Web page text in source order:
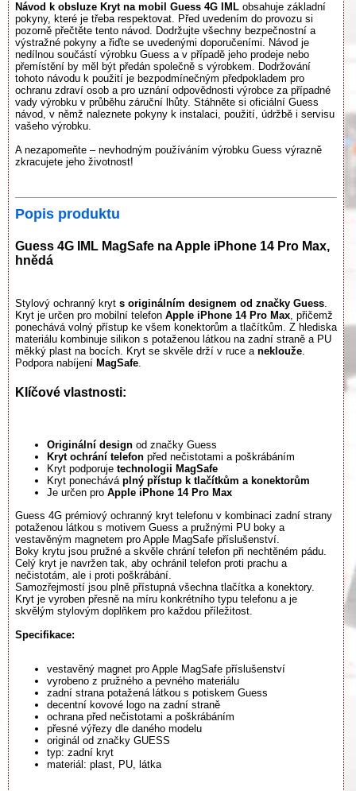
Návod k obsluze Kryt na mobil Guess 4G IML obsahuje základní
pokyny, které je třeba respektovat. Před uvedením do provozu si
pozorně přečtěte tento návod. Dodržujte všechny bezpečnostní a
výstražné pokyny a řiďte se uvedenými doporučeními. Návod je
nedílnou součástí výrobku Guess a v případě jeho prodeje nebo
přemístění by měl být předán společně s výrobkem. Dodržování
tohoto návodu k použití je bezpodmínečným předpokladem pro
ochranu zdraví osob a pro uznání odpovědnosti výrobce za případné
vady výrobku v průběhu záruční lhůty. Stáhněte si oficiální Guess
návod, v němž naleznete pokyny k instalaci, použití, údržbě i servisu
vašeho výrobku.
A nezapomeňte – nevhodným používáním výrobku Guess výrazně
zkracujete jeho životnost!
Popis produktu
Guess 4G IML MagSafe na Apple iPhone 14 Pro Max,
hnědá
Stylový ochranný kryt s originálním designem od značky Guess
Kryt je určen pro mobilní telefon Apple iPhone 14 Pro Max , přičemž
ponechává volný přístup ke všem konektorům a tlačítkům. Z hlediska
materiálu kombinuje silikon s potaženou látkou na zadní straně a PU
měkký plast na bocích. Kryt se skvěle drží v ruce a neklouže
Podpora nabíjení MagSafe
Klíčové vlastnosti:
Originální design od značky Guess
Kryt ochrání telefon před nečistotami a poškrábáním
Kryt podporuje technologii MagSafe
Kryt ponechává plný přístup k tlačítkům a konektorům
Je určen pro Apple iPhone 14 Pro Max
Guess 4G prémiový ochranný kryt telefonu v kombinaci zadní strany
potaženou látkou s motivem Guess a pružnými PU boky a
vestavěným magnetem pro Apple MagSafe příslušenství.
Boky krytu jsou pružné a skvěle chrání telefon při nechtěném pádu.
Celý kryt je navržen tak, aby ochránil telefon proti prachu a
nečistotám, ale i proti poškrábání.
Samozřejmostí jsou plně přístupná všechna tlačítka a konektory.
Kryt je vyroben přesně na míru konkrétního typu telefonu a je
skvělým stylovým doplňkem pro každou příležitost.
Specifikace:
vestavěný magnet pro Apple MagSafe příslušenství
vyrobeno z pružného a pevného materiálu
zadní strana potažená látkou s potiskem Guess
decentní kovové logo na zadní straně
ochrana před nečistotami a poškrábáním
přesné výřezy dle daného modelu
originál od značky GUESS
typ: zadní kryt
materiál: plast, PU, látka